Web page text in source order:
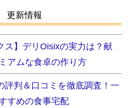
更新情報
ス】デリOisixの実力は？献
アムな食卓の作り方
評判＆口コミを徹底調査！一
すめの食事宅配